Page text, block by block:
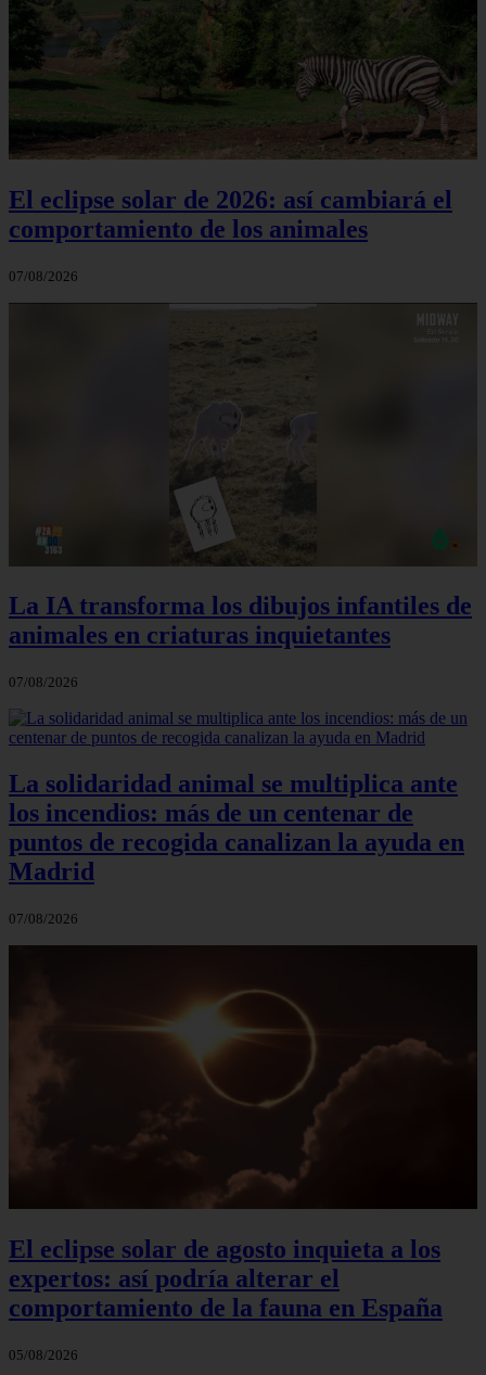
El eclipse solar de 2026: así cambiará el
comportamiento de los animales
07/08/2026
La IA transforma los dibujos infantiles de
animales en criaturas inquietantes
07/08/2026
La solidaridad animal se multiplica ante
los incendios: más de un centenar de
puntos de recogida canalizan la ayuda en
Madrid
07/08/2026
El eclipse solar de agosto inquieta a los
expertos: así podría alterar el
comportamiento de la fauna en España
05/08/2026